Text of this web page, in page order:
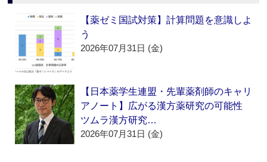
【薬ゼミ国試対策】計算問題を意識しよ
う
2026年07月31日 (金)
【日本薬学生連盟・先輩薬剤師のキャリ
アノート】広がる漢方薬研究の可能性
ツムラ漢方研究…
2026年07月31日 (金)